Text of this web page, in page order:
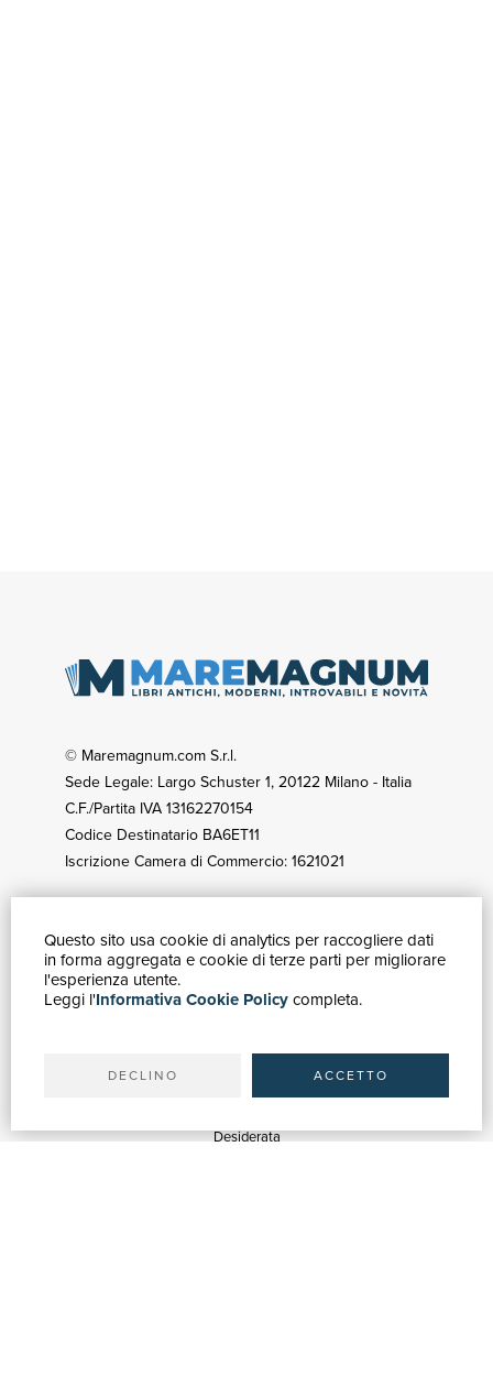
Questo sito usa cookie di analytics per raccogliere dati
in forma aggregata e cookie di terze parti per migliorare
l'esperienza utente.
Leggi l'Informativa Cookie Policycompleta.
DECLINO ACCETTO
© Maremagnum.com S.r.l.
Sede Legale: Largo Schuster 1, 20122 Milano - Italia
C.F./Partita IVA 13162270154
Codice Destinatario BA6ET11
Iscrizione Camera di Commercio: 1621021
GUIDA ACQUISTI
Ricerca avanzata
Spedizioni
Desiderata